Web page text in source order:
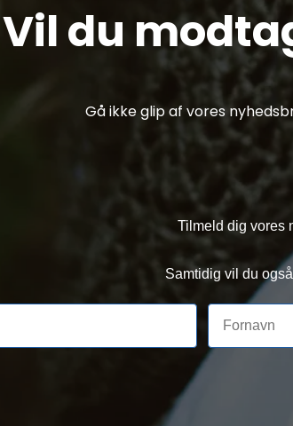
Vil du
Gå ikke glip af vores
Tilmeld dig vores
Samtidig vil du